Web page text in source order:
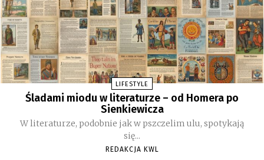
LIFESTYLE
Śladami miodu w literaturze – od Homera po
Sienkiewicza
W literaturze, podobnie jak w pszczelim ulu, spotykają
się...
REDAKCJA KWL